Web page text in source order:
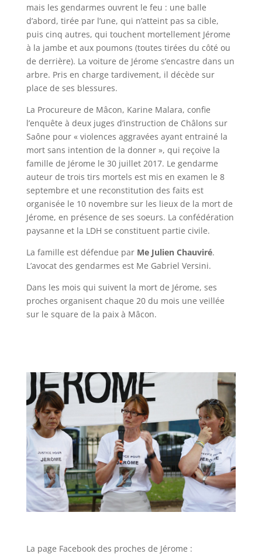
mais les gendarmes ouvrent le feu : une balle
d’abord, tirée par l’une, qui n’atteint pas sa cible,
puis cinq autres, qui touchent mortellement Jérome
à la jambe et aux poumons (toutes tirées du côté ou
de derrière). La voiture de Jérome s’encastre dans un
arbre. Pris en charge tardivement, il décède sur
place de ses blessures.
La Procureure de Mâcon, Karine Malara, confie
l’enquête à deux juges d’instruction de Châlons sur
Saône pour « violences aggravées ayant entrainé la
mort sans intention de la donner », qui reçoive la
famille de Jérome le 30 juillet 2017. Le gendarme
auteur de trois tirs mortels est mis en examen le 8
septembre et une reconstitution des faits est
organisée le 10 novembre sur les lieux de la mort de
Jérome, en présence de ses soeurs. La confédération
paysanne et la LDH se constituent partie civile.
La famille est défendue par Me Julien Chauviré.
L’avocat des gendarmes est Me Gabriel Versini.
Dans les mois qui suivent la mort de Jérome, ses
proches organisent chaque 20 du mois une veillée
sur le square de la paix à Mâcon.
La page Facebook des proches de Jérome :